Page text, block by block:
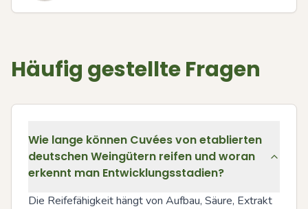
Häufig gestellte Fragen
Wie lange können Cuvées von etablierten
deutschen Weingütern reifen und woran
erkennt man Entwicklungsstadien?
Die Reifefähigkeit hängt von Aufbau, Säure, Extrakt